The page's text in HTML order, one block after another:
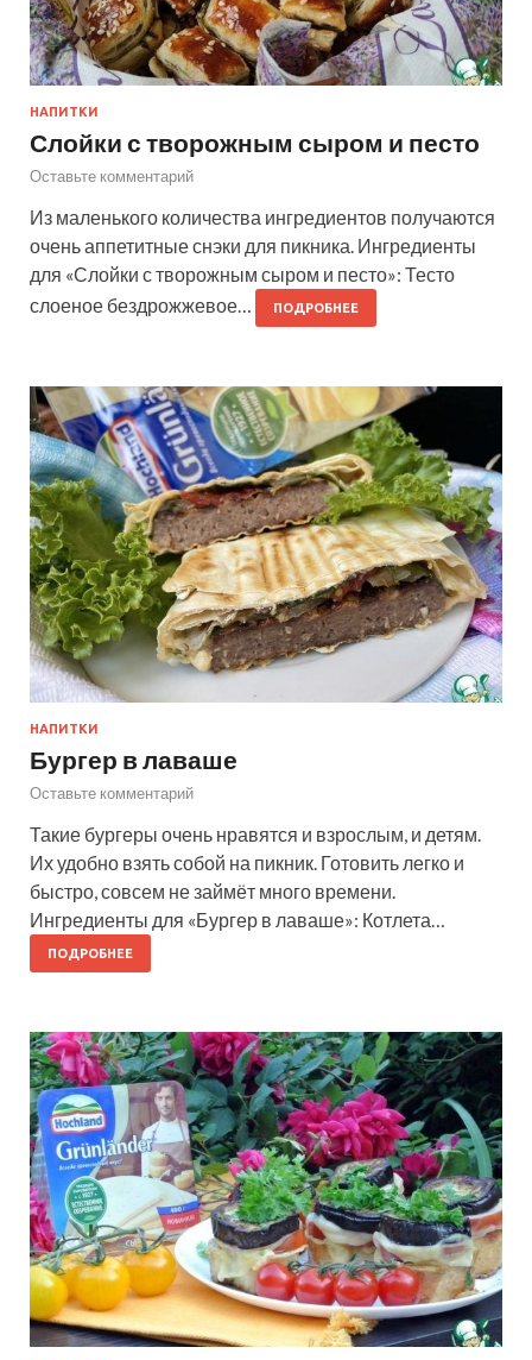
НАПИТКИ
Слойки с творожным сыром и песто
Оставьте комментарий
Из маленького количества ингредиентов получаются
очень аппетитные снэки для пикника. Ингредиенты
для «Слойки с творожным сыром и песто»: Тесто
слоеное бездрожжевое…
ПОДРОБНЕЕ
НАПИТКИ
Бургер в лаваше
Оставьте комментарий
Такие бургеры очень нравятся и взрослым, и детям.
Их удобно взять собой на пикник. Готовить легко и
быстро, совсем не займёт много времени.
Ингредиенты для «Бургер в лаваше»: Котлета…
ПОДРОБНЕЕ